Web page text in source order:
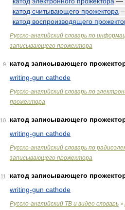
катод считывающего прожектора
катод воспроизводящего
Русско-английский словарь по
записывающего прожектора
9
катод записывающего
writing-gun cathode
Русско-английский словарь по
прожектора
10
катод записывающего
writing-gun cathode
Русско-английский словарь по
записывающего прожектора
11
катод записывающего
writing-gun cathode
Русско-английский ТВ и видео словарь >